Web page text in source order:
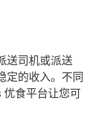
送司机或派送
定的收入。不同
优食平台让您可